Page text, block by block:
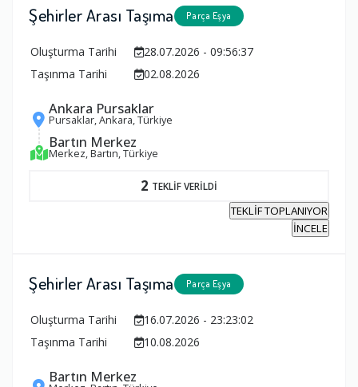
Şehirler Arası Taşıma Parça Eşya
Oluşturma Tarihi
28.07.2026 - 09:56:37
Taşınma Tarihi
02.08.2026
Ankara Pursaklar
Pursaklar, Ankara, Türkiye
Bartın Merkez
Merkez, Bartın, Türkiye
2 TEKLİF VERİLDİ
TEKLİF TOPLANIYOR
İNCELE
Şehirler Arası Taşıma Parça Eşya
Oluşturma Tarihi
16.07.2026 - 23:23:02
Taşınma Tarihi
10.08.2026
Bartın Merkez